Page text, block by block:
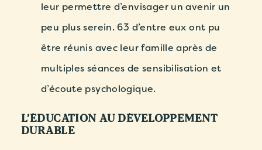
leur permettre d’envisager un avenir un
peu plus serein. 63 d’entre eux ont pu
être réunis avec leur famille après de
multiples séances de sensibilisation et
d’écoute psychologique.
L’ÉDUCATION AU DÉVELOPPEMENT
DURABLE